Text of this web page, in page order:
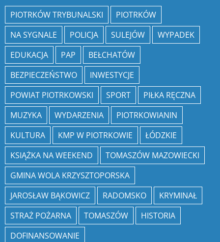
PIOTRKÓW TRYBUNALSKI
PIOTRKÓW
NA SYGNALE
POLICJA SULEJÓW
WYPADEK
EDUKACJA
PAP
BEŁCHATÓW
BEZPIECZEŃSTWO
INWESTYCJE
POWIAT PIOTRKOWSKI
SPORT
PIŁKA RĘCZNA
MUZYKA
WYDARZENIA
PIOTRKOWIANIN
KULTURA
KMP W PIOTRKOWIE
ŁÓDZKIE
KSIĄŻKA NA WEEKEND
TOMASZÓW MAZOWIECKI
GMINA WOLA KRZYSZTOPORSKA
JAROSŁAW BĄKOWICZ
RADOMSKO
KRYMINAŁ
STRAŻ POŻARNA
TOMASZÓW
HISTORIA
DOFINANSOWANIE